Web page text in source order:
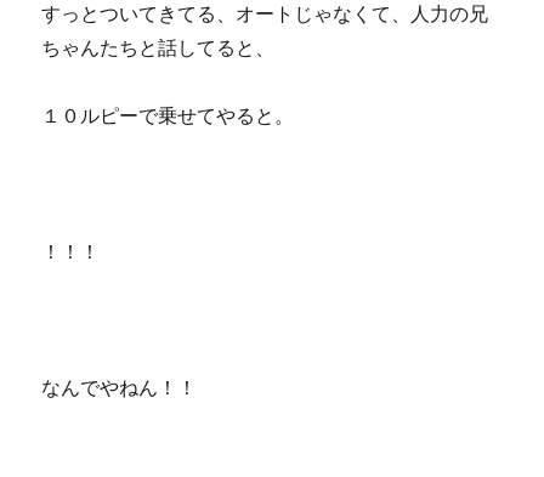
すっとついてきてる、オートじゃなくて、人力の兄
ちゃんたちと話してると、
１０ルピーで乗せてやると。
！！！
なんでやねん！！